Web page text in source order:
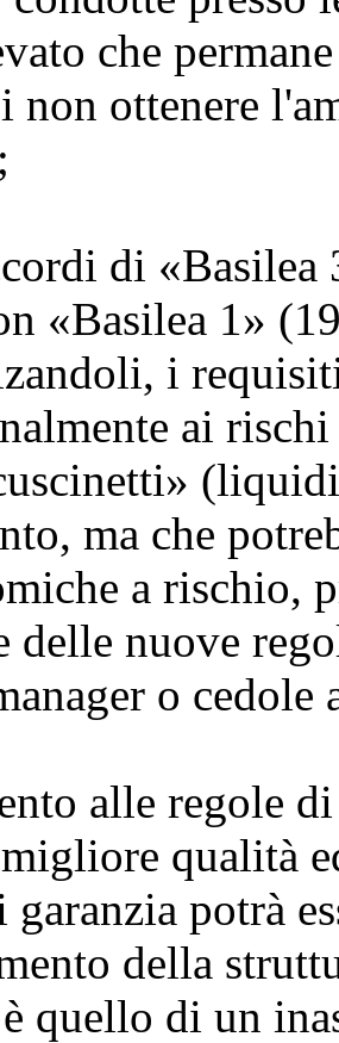
che
non ottenere
di
«Basilea 1»
i
ai
ma che
a rischio,
delle nuove
o cedole
alle regole
qualità
garanzia potrà
della
quello di un